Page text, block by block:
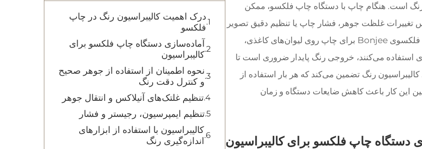
است. هنگام چاپ با دستگاه چاپ فلکسو، ممکن
غلظت جوهر، فشار چاپ یا تنظیم دقیق تصویر
ایجاد شود. برای تولیدکنندگانی که از دستگاه‌های چاپ فلکسوی Bonjee برای چاپ روی لیوان‌های کاغذی،
استفاده می‌کنند، خروجی رنگ پایدار ضروری است تا
رنگ تضمین می‌کند که هر بار استفاده از
این کار باعث کاهش ضایعات دستگاه و زمان
دستگاه چاپ فلکسو برای کالیبراسیون
درک اهمیت کالیبراسیون رنگ در چاپ
فلکسو
آماده‌سازی دستگاه چاپ فلکسو برای
کالیبراسیون
نحوه اطمینان از استفاده از جوهر صحیح
و کنترل دقت رنگ
تنظیم غلتک‌های آنیلاکس و انتقال جوهر
تنظیم ایمپرسیون، رجیستر و فشار
کالیبراسیون با استفاده از ابزارهای
اندازه‌گیری رنگ